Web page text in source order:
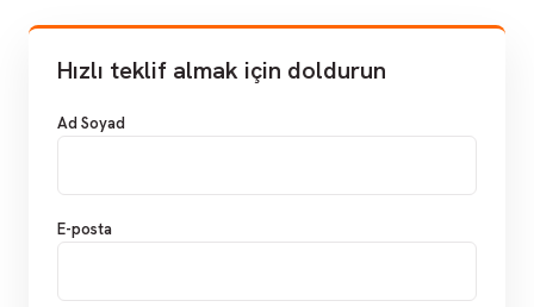
Hızlı teklif almak için doldurun
Ad Soyad
E-posta